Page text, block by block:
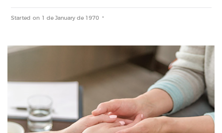
Started on 1 de January de 1970